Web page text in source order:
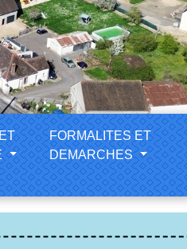
FORMALITES ET
DEMARCHES